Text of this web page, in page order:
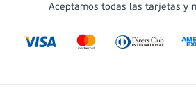
Aceptamos todas las tarjetas y